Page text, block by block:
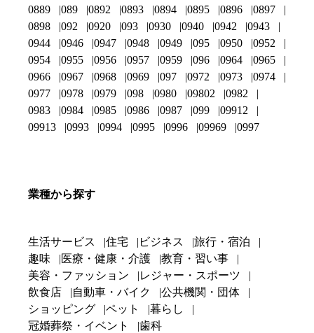
0889
089 0892 0893 0894 0895 0896
0897
0898
092 0920 093 0930 0940 0942
0943
0944
0946 0947 0948 0949 095 0950
0952
0954
0955 0956 0957 0959 096 0964
0965
0966
0967 0968 0969 097 0972 0973
0974
0977
0978 0979 098 0980 09802
0982
0983
0984 0985 0986 0987 099
09912
09913
0993 0994 0995 0996 09969 0997
業種から探す
生活サービス 住宅 ビジネス
旅行・宿泊
趣味
医療・健康・介護
教育・習い事
美容・ファッション
レジャー・スポーツ
飲食店
自動車・バイク
公共機関・団体
ショッピング
ペット
暮らし
冠婚葬祭・イベント
歯科